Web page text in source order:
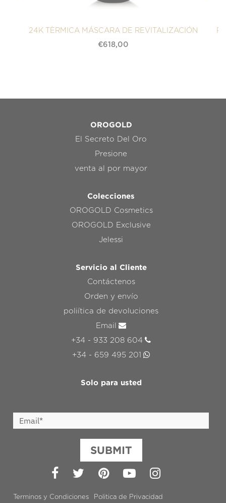
24K TÈRMICA MÁSCARA DE REVITALIZACIÓN
€618,00
OROGOLD
El Secreto Del Oro
Presione
venta al por mayor
Colecciones
OROGOLD Cosmetics
OROGOLD Exclusive
Jelessi
Servicio al Cliente
Contáctenos
Orden y envío
poliítica de devoluciones
Email
+34 - 933 208 604
+34 - 659 495 201
Solo para usted
SUBMIT
Facebook
TwitterPinterest
YouTubeInstagram
Terminos y Condiciones Politica de Privacidad